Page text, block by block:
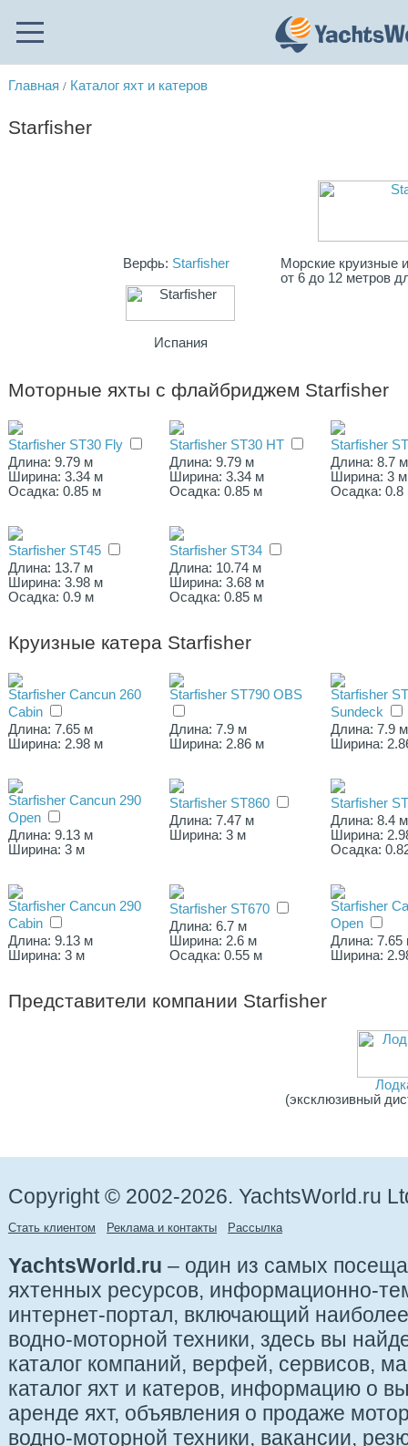
Главная / Каталог яхт и катеров
Starfisher
Верфь: Starfisher
Испания
Морские круизные
от 6 до 12 метров
Моторные яхты с флайбриджем Starfisher
Starfisher ST30 Fly
Длина: 9.79 м
Ширина: 3.34 м
Осадка: 0.85 м
Starfisher ST30 HT
Длина: 9.79 м
Ширина: 3.34 м
Осадка: 0.85 м
Starfisher
Длина: 8.7 м
Ширина: 3 м
Осадка: 0.8
Starfisher ST45
Длина: 13.7 м
Ширина: 3.98 м
Осадка: 0.9 м
Starfisher ST34
Длина: 10.74 м
Ширина: 3.68 м
Осадка: 0.85 м
Круизные катера Starfisher
Starfisher Cancun 260
Cabin
Длина: 7.65 м
Ширина: 2.98 м
Starfisher ST790 OBS
Длина: 7.9 м
Ширина: 2.86 м
Starfisher
Sundeck
Длина: 7.9 м
Ширина:
Starfisher Cancun 290
Open
Длина: 9.13 м
Ширина: 3 м
Starfisher ST860
Длина: 7.47 м
Ширина: 3 м
Starfisher
Длина: 8.4 м
Ширина:
Осадка:
Starfisher Cancun 290
Cabin
Длина: 9.13 м
Ширина: 3 м
Starfisher ST670
Длина: 6.7 м
Ширина: 2.6 м
Осадка: 0.55 м
Starfisher
Open
Длина: 7.65
Ширина:
Представители компании Starfisher
(эксклюзивный
Copyright © 2002-2026. YachtsWorld.ru
Стать клиентом Реклама и контакты Рассылка
YachtsWorld.ru – один из самых
яхтенных ресурсов, информационно-
интернет-портал, включающий
водно-моторной техники, здесь вы
каталог компаний, верфей, сервисов,
каталог яхт и катеров, информацию о
аренде яхт, объявления о продаже
водно-моторной техники, вакансии,